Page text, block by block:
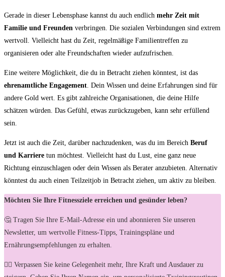
Gerade in dieser Lebensphase kannst du⁢ auch endlich mehr Zeit mit
Familie ​und Freunden ⁢verbringen.⁣ Die sozialen Verbindungen sind extrem
wertvoll. Vielleicht​ hast du ⁤Zeit, regelmäßige Familientreffen zu
organisieren‍ oder alte Freundschaften wieder aufzufrischen.
Eine weitere Möglichkeit, die du in Betracht ziehen könntest, ist das
ehrenamtliche⁣ Engagement.⁤ Dein Wissen und deine Erfahrungen sind für
‌andere Gold wert. Es gibt‍ zahlreiche Organisationen, die deine Hilfe
‍schätzen würden. Das Gefühl, etwas ​zurückzugeben, kann sehr erfüllend
sein.
Jetzt ist auch ⁤die Zeit, darüber nachzudenken, was du im ‌Bereich Beruf
und Karriere tun möchtest. Vielleicht hast du Lust, eine ganz neue
Richtung einzuschlagen oder dein Wissen als Berater anzubieten. Alternativ
könntest​ du auch einen ​Teilzeitjob​ in Betracht ziehen, um aktiv zu bleiben.
Möchten Sie Ihre Fitnessziele erreichen und gesünder leben?
🤔 Tragen Sie Ihre E-Mail-Adresse ein und abonnieren Sie unseren
Newsletter, um wertvolle Fitness-Tipps, Trainingspläne und
Ernährungsempfehlungen zu erhalten.
🏋️‍♀️ Verpassen Sie keine Gelegenheit mehr, Ihre Kraft und Ausdauer zu